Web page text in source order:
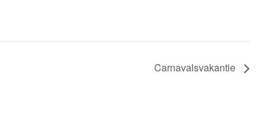
Carnavalsvakantie